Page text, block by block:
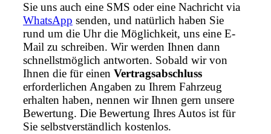
Sie uns auch eine SMS oder eine Nachricht via
WhatsApp senden, und natürlich haben Sie
rund um die Uhr die Möglichkeit, uns eine E-
Mail zu schreiben. Wir werden Ihnen dann
schnellstmöglich antworten. Sobald wir von
Ihnen die für einen Vertragsabschluss
erforderlichen Angaben zu Ihrem Fahrzeug
erhalten haben, nennen wir Ihnen gern unsere
Bewertung. Die Bewertung Ihres Autos ist für
Sie selbstverständlich kostenlos.